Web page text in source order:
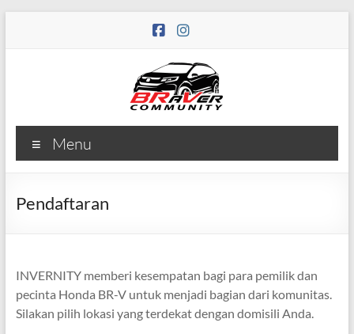
Menu
Pendaftaran
INVERNITY memberi kesempatan bagi para pemilik dan
pecinta Honda BR-V untuk menjadi bagian dari komunitas.
Silakan pilih lokasi yang terdekat dengan domisili Anda.